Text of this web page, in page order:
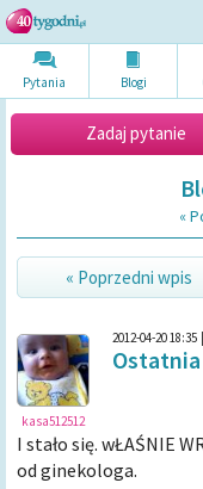
Pytania Blogi
Zadaj pytanie
«
« Poprzedni wpis
kasa512512
2012-04-20 18:35
I stało się. wŁAŚNIE
od ginekologa.